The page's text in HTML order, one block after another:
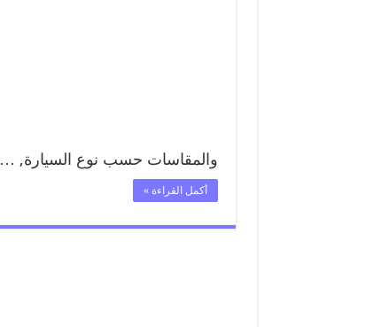
والمقاسات حسب نوع السيارة, …
أكمل القراءة »